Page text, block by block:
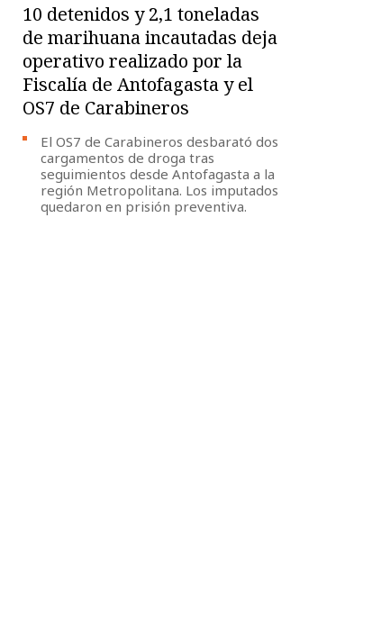
10 detenidos y 2,1 toneladas
de marihuana incautadas deja
operativo realizado por la
Fiscalía de Antofagasta y el
OS7 de Carabineros
El OS7 de Carabineros desbarató dos
cargamentos de droga tras
seguimientos desde Antofagasta a la
región Metropolitana. Los imputados
quedaron en prisión preventiva.